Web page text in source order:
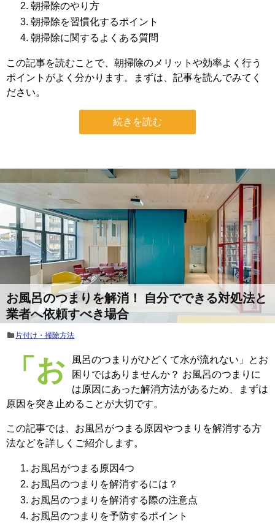
朝掃除のやり方
朝掃除を習慣化するポイント
朝掃除に関するよくある質問
この記事を読むことで、朝掃除のメリットや効率よく行う
ポイントがよく分かります。まずは、記事を読んでみてく
ださい。
続きを読む
お風呂のつまりを解消！ 自分でできる対処法と
業者へ依頼すべき場合
片付け・掃除方法
「お風呂のつまりがひどくて水が流れない」とお
困りではありませんか？ お風呂のつまりに
は原因にあった解消方法があるため、まずは
原因を突き止めることが大切です。
この記事では、お風呂がつまる原因やつまりを解消する方
法などを詳しくご紹介します。
お風呂がつまる原因4つ
お風呂のつまりを解消するには？
お風呂のつまりを解消する際の注意点
お風呂のつまりを予防するポイント